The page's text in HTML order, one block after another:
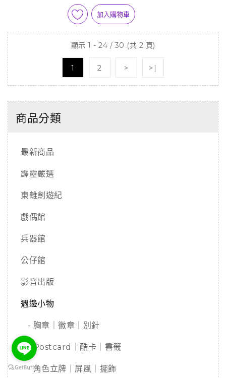
加入購物車
顯示 1 - 24 / 30 (共 2 頁)
1 2 > >|
商品分類
最新商品
霹靂嚴選
東離劍遊紀
戲偶館
兵器館
公仔館
影音出版
週邊小物
- 胸章｜徽章｜別針
- Postcard｜酷卡｜書籤
- 角色立牌｜屏風｜擺飾